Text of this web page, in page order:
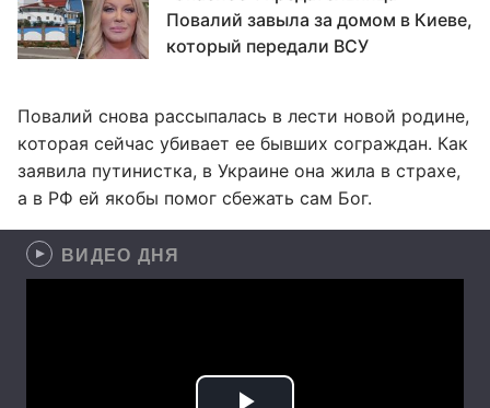
Повалий завыла за домом в Киеве,
который передали ВСУ
Повалий снова рассыпалась в лести новой родине,
которая сейчас убивает ее бывших сограждан. Как
заявила путинистка, в Украине она жила в страхе,
а в РФ ей якобы помог сбежать сам Бог.
ВИДЕО ДНЯ